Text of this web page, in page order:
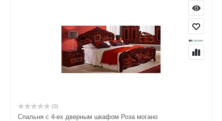
(0)
Спальня с 4-ех дверным шкафом Роза могано